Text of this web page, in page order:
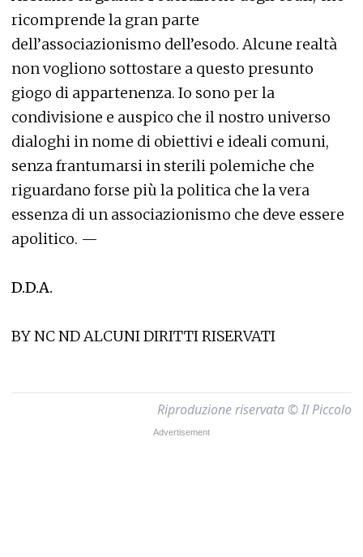
ricomprende la gran parte
dell’associazionismo dell’esodo. Alcune realtà
non vogliono sottostare a questo presunto
giogo di appartenenza. Io sono per la
condivisione e auspico che il nostro universo
dialoghi in nome di obiettivi e ideali comuni,
senza frantumarsi in sterili polemiche che
riguardano forse più la politica che la vera
essenza di un associazionismo che deve essere
apolitico. —
D.D.A.
BY NC ND ALCUNI DIRITTI RISERVATI
Riproduzione riservata © Il Piccolo